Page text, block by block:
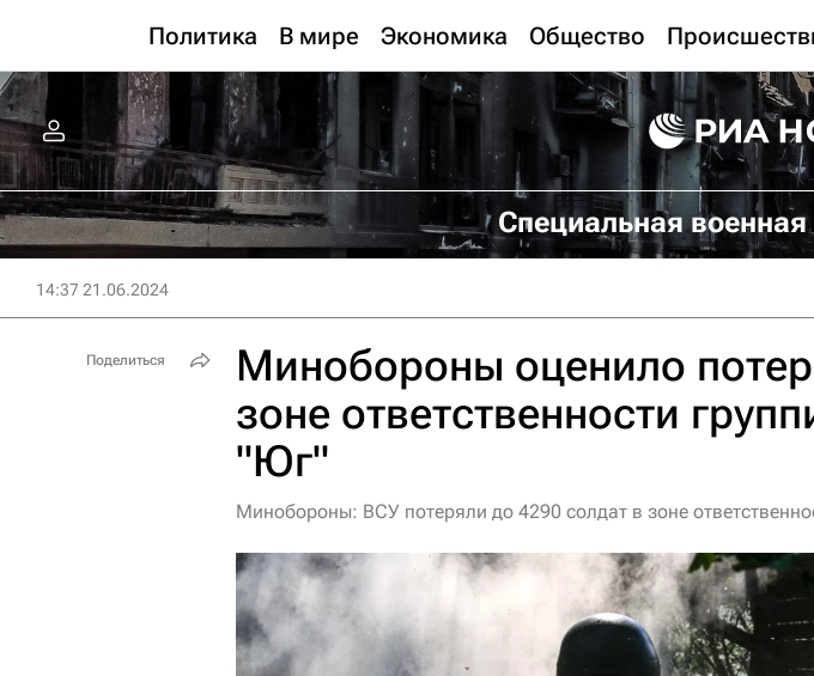
Политика В мире Экономика Общество
Специальная
14:37 21.06.2024
Минобороны оценило
зоне ответственности
"Юг"
Минобороны: ВСУ потеряли до 4290 солдат в зоне
Поделиться